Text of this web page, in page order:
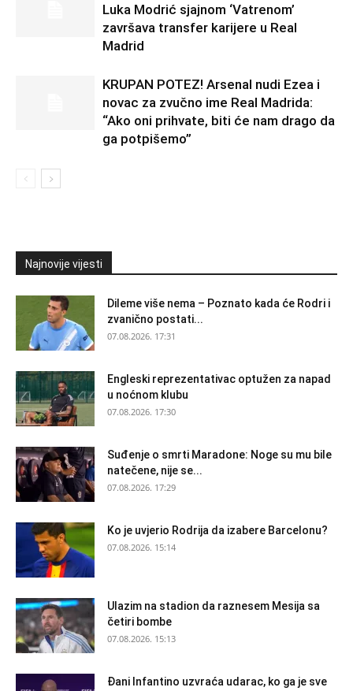
Luka Modrić sjajnom ‘Vatrenom’
završava transfer karijere u Real
Madrid
KRUPAN POTEZ! Arsenal nudi Ezea i
novac za zvučno ime Real Madrida:
“Ako oni prihvate, biti će nam drago da
ga potpišemo”
Najnovije vijesti
Dileme više nema – Poznato kada će Rodri i
zvanično postati...
07.08.2026. 17:31
Engleski reprezentativac optužen za napad
u noćnom klubu
07.08.2026. 17:30
Suđenje o smrti Maradone: Noge su mu bile
natečene, nije se...
07.08.2026. 17:29
Ko je uvjerio Rodrija da izabere Barcelonu?
07.08.2026. 15:14
Ulazim na stadion da raznesem Mesija sa
četiri bombe
07.08.2026. 15:13
Đani Infantino uzvraća udarac, ko ga je sve